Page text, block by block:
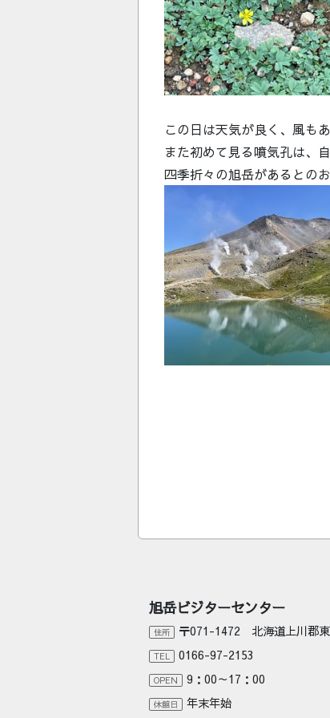
この日は天気が良く、風も
また初めて見る噴気孔は、
四季折々の旭岳があるとの
旭岳ビジターセンター
住所 〒071-1472 北海道上川郡
TEL 0166-97-2153
OPEN 9：00～17：00
休館日 年末年始